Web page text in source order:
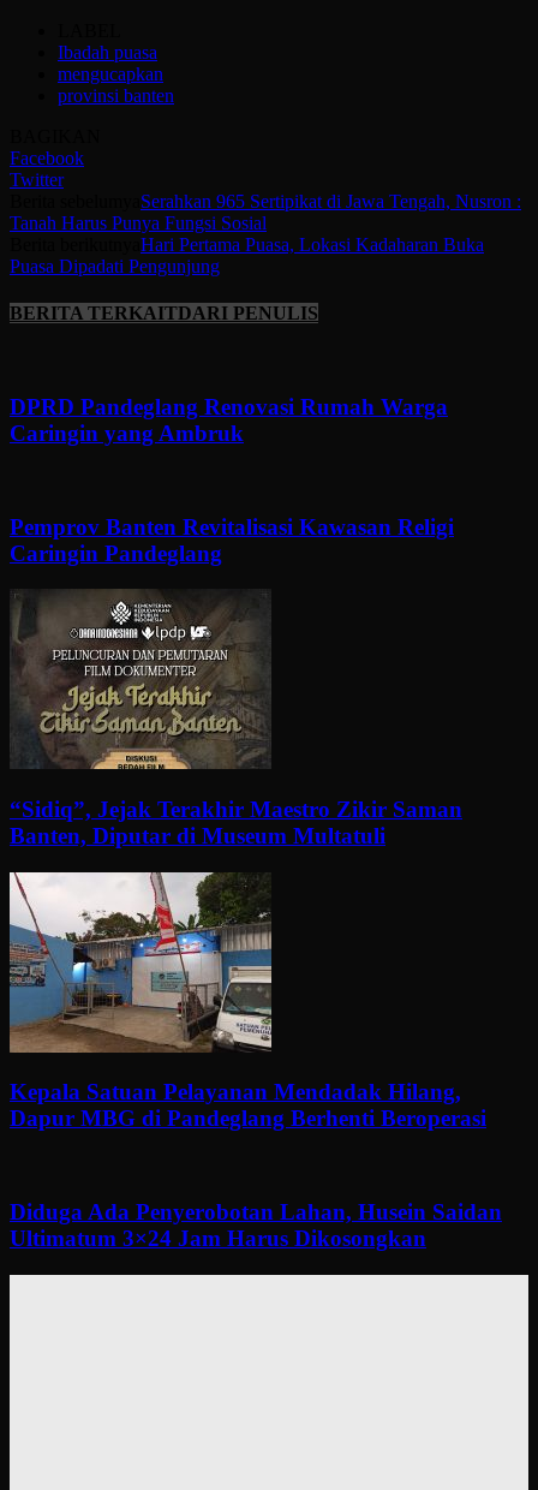
Ibadah puasa
mengucapkan
provinsi banten
Facebook
Twitter
Serahkan 965 Sertipikat di Jawa Tengah, Nusron :
Tanah Harus Punya Fungsi Sosial
Hari Pertama Puasa, Lokasi Kadaharan Buka
Puasa Dipadati Pengunjung
BERITA TERKAITDARI PENULIS
DPRD Pandeglang Renovasi Rumah Warga
Caringin yang Ambruk
Pemprov Banten Revitalisasi Kawasan Religi
Caringin Pandeglang
“Sidiq”, Jejak Terakhir Maestro Zikir Saman
Banten, Diputar di Museum Multatuli
Kepala Satuan Pelayanan Mendadak Hilang,
Dapur MBG di Pandeglang Berhenti Beroperasi
Diduga Ada Penyerobotan Lahan, Husein Saidan
Ultimatum 3×24 Jam Harus Dikosongkan